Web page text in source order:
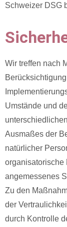
Schweizer DSG
Wir treffen nach
Umstände und
Ausmaßes der
natürlicher
organisatorische
angemessenes
Zu den
der
durch Kontrolle